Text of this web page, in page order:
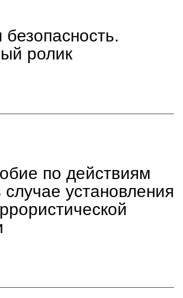
ролик
по действиям
случае установления